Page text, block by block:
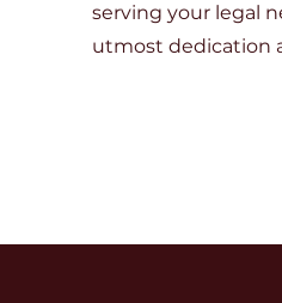
serving your legal
utmost dedication